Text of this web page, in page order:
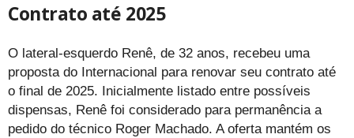
Contrato até 2025
O lateral-esquerdo Renê, de 32 anos, recebeu uma
proposta do Internacional para renovar seu contrato até
o final de 2025. Inicialmente listado entre possíveis
dispensas, Renê foi considerado para permanência a
pedido do técnico Roger Machado. A oferta mantém os